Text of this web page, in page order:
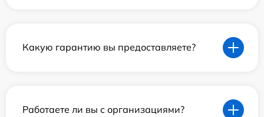
Какую гарантию вы предоставляете?
Работаете ли вы с организациями?